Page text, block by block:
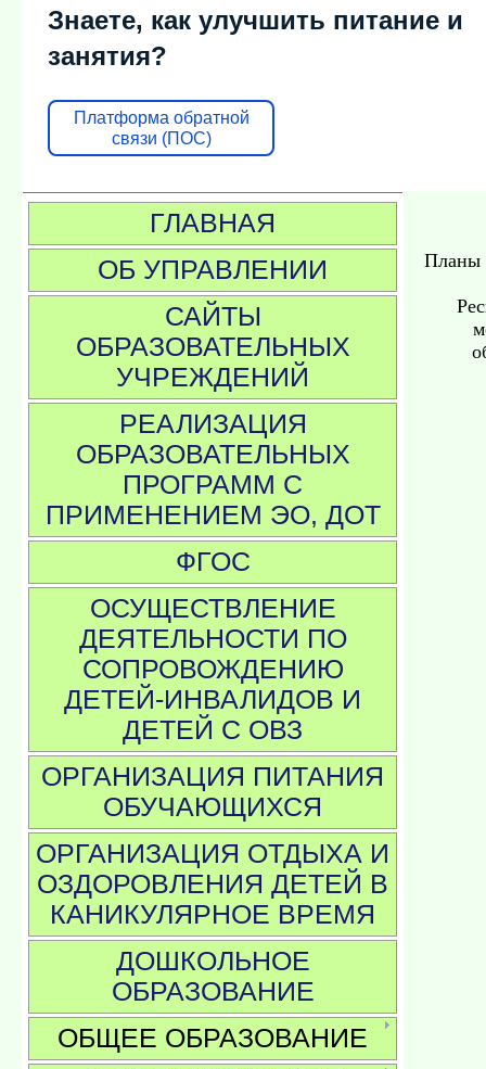
Знаете, как улучшить питание и
занятия?
Платформа обратной
связи (ПОС)
ГЛАВНАЯ
ОБ УПРАВЛЕНИИ
САЙТЫ
ОБРАЗОВАТЕЛЬНЫХ
УЧРЕЖДЕНИЙ
РЕАЛИЗАЦИЯ
ОБРАЗОВАТЕЛЬНЫХ
ПРОГРАММ С
ПРИМЕНЕНИЕМ ЭО, ДОТ
ФГОС
ОСУЩЕСТВЛЕНИЕ
ДЕЯТЕЛЬНОСТИ ПО
СОПРОВОЖДЕНИЮ
ДЕТЕЙ-ИНВАЛИДОВ И
ДЕТЕЙ С ОВЗ
ОРГАНИЗАЦИЯ ПИТАНИЯ
ОБУЧАЮЩИХСЯ
ОРГАНИЗАЦИЯ ОТДЫХА И
ОЗДОРОВЛЕНИЯ ДЕТЕЙ В
КАНИКУЛЯРНОЕ ВРЕМЯ
ДОШКОЛЬНОЕ
ОБРАЗОВАНИЕ
ОБЩЕЕ ОБРАЗОВАНИЕ
Планы